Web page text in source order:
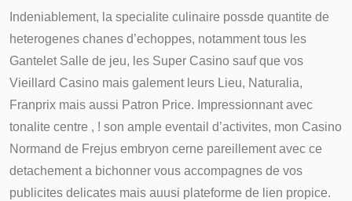
Indeniablement, la specialite culinaire possde quantite de
heterogenes chanes d’echoppes, notamment tous les
Gantelet Salle de jeu, les Super Casino sauf que vos
Vieillard Casino mais galement leurs Lieu, Naturalia,
Franprix mais aussi Patron Price. Impressionnant avec
tonalite centre , ! son ample eventail d’activites, mon Casino
Normand de Frejus embryon cerne pareillement avec ce
detachement a bichonner vous accompagnes de vos
publicites delicates mais auusi plateforme de lien propice.